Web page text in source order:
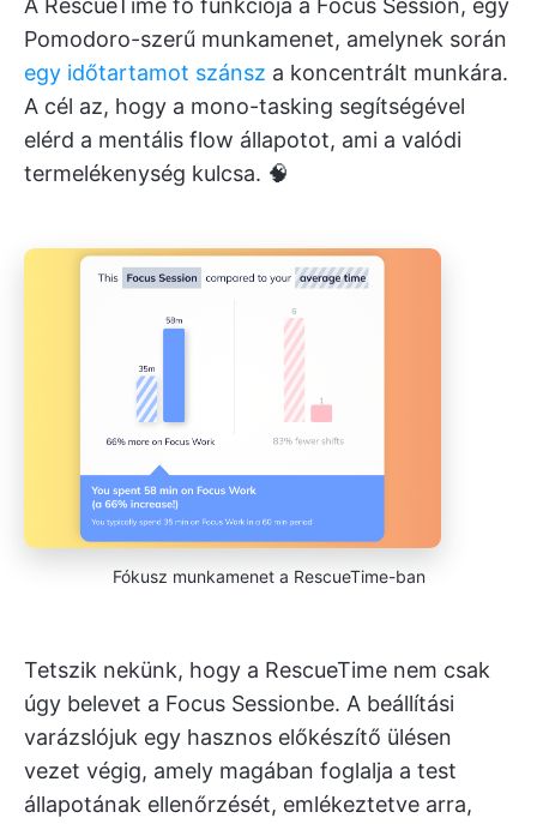
A RescueTime fő funkciója a Focus Session, egy
Pomodoro-szerű munkamenet, amelynek során
egy időtartamot szánsz a koncentrált munkára.
A cél az, hogy a mono-tasking segítségével
elérd a mentális flow állapotot, ami a valódi
termelékenység kulcsa. 🧠
Fókusz munkamenet a RescueTime-ban
Tetszik nekünk, hogy a RescueTime nem csak
úgy belevet a Focus Sessionbe. A beállítási
varázslójuk egy hasznos előkészítő ülésen
vezet végig, amely magában foglalja a test
állapotának ellenőrzését, emlékeztetve arra,